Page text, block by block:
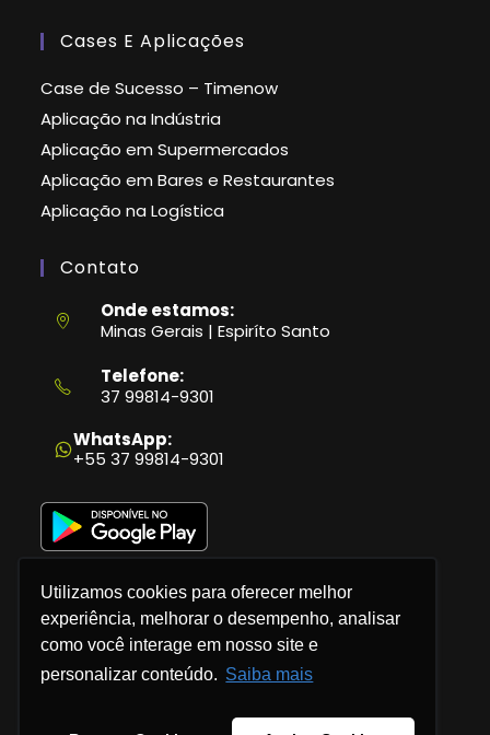
Utilizamos cookies para oferecer melhor
experiência, melhorar o desempenho, analisar
como você interage em nosso site e
personalizar conteúdo. Saiba mais
Cases E Aplicações
Case de Sucesso – Timenow
Aplicação na Indústria
Aplicação em Supermercados
Aplicação em Bares e Restaurantes
Aplicação na Logística
Contato
Onde estamos:
Minas Gerais | Espiríto Santo
Telefone:
37 99814-9301
em
seu
aplicativo
WhatsApp:
+55 37 99814-9301
Política de Privacidade